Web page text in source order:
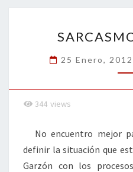
o
n
25 Enero,
344 views
No encuentro mejor
definir la situación que
Garzón con los